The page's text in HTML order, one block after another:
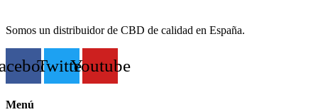
Somos un distribuidor de CBD de calidad en España.
TwitterYoutube
Menú